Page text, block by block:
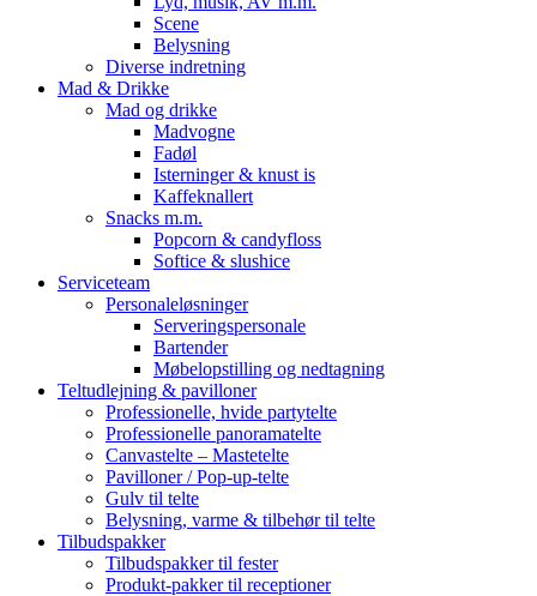
Scene
Belysning
Diverse indretning
Mad & Drikke
Mad og drikke
Madvogne
Fadøl
Isterninger & knust is
Kaffeknallert
Snacks m.m.
Popcorn & candyfloss
Softice & slushice
Serviceteam
Personaleløsninger
Serveringspersonale
Bartender
Møbelopstilling og nedtagning
Teltudlejning & pavilloner
Professionelle, hvide partytelte
Professionelle panoramatelte
Canvastelte – Mastetelte
Pavilloner / Pop-up-telte
Gulv til telte
Belysning, varme & tilbehør til telte
Tilbudspakker
Tilbudspakker til fester
Produkt-pakker til receptioner